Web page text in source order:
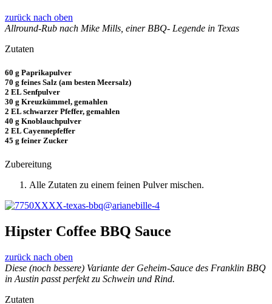
zurück nach oben
Allround-Rub nach Mike Mills, einer BBQ- Legende in Texas
Zutaten
60 g Paprikapulver
70 g feines Salz (am besten Meersalz)
2 EL Senfpulver
30 g Kreuzkümmel, gemahlen
2 EL schwarzer Pfeffer, gemahlen
40 g Knoblauchpulver
2 EL Cayennepfeffer
45 g feiner Zucker
Zubereitung
Alle Zutaten zu einem feinen Pulver ­mischen.
Hipster Coffee BBQ Sauce
zurück nach oben
Diese (noch bessere) Variante der ­Geheim-Sauce des Franklin BBQ
in Austin passt perfekt zu Schwein und Rind.
Zutaten